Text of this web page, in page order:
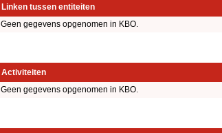
Linken tussen entiteiten
Geen gegevens opgenomen in KBO.
Activiteiten
Geen gegevens opgenomen in KBO.